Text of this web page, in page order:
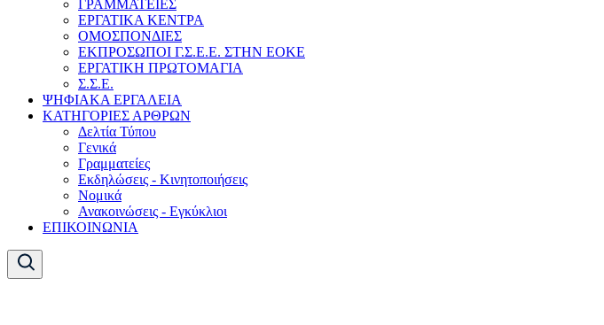
ΓΡΑΜΜΑΤΕΙΕΣ
ΕΡΓΑΤΙΚΑ ΚΕΝΤΡΑ
ΟΜΟΣΠΟΝΔΙΕΣ
ΕΚΠΡΟΣΩΠΟΙ Γ.Σ.Ε.Ε. ΣΤΗΝ ΕΟΚΕ
ΕΡΓΑΤΙΚΗ ΠΡΩΤΟΜΑΓΙΑ
Σ.Σ.Ε.
ΨΗΦΙΑΚΑ ΕΡΓΑΛΕΙΑ
ΚΑΤΗΓΟΡΙΕΣ ΑΡΘΡΩΝ
Δελτία Τύπου
Γενικά
Γραμματείες
Εκδηλώσεις - Κινητοποιήσεις
Νομικά
Ανακοινώσεις - Εγκύκλιοι
ΕΠΙΚΟΙΝΩΝΙΑ